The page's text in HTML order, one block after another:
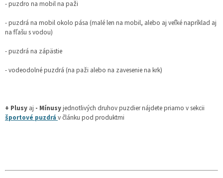
- puzdro na mobil na paži
- puzdrá na mobil okolo pása (malé len na mobil, alebo aj veľké napríklad aj
na fľašu s vodou)
- puzdrá na zápästie
- vodeodolné puzdrá (na paži alebo na zavesenie na krk)
+ Plusy aj - Mínusyjednotlivých druhov puzdier nájdete priamo v sekcii
športové puzdrá v článku pod produktmi